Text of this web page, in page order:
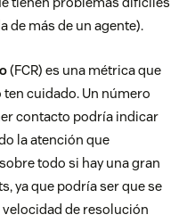
de más de un agente).
(FCR) es una métrica que
cuidado. Un número
contacto podría indicar
la atención que
todo si hay una gran
ya que podría ser que se
de resolución